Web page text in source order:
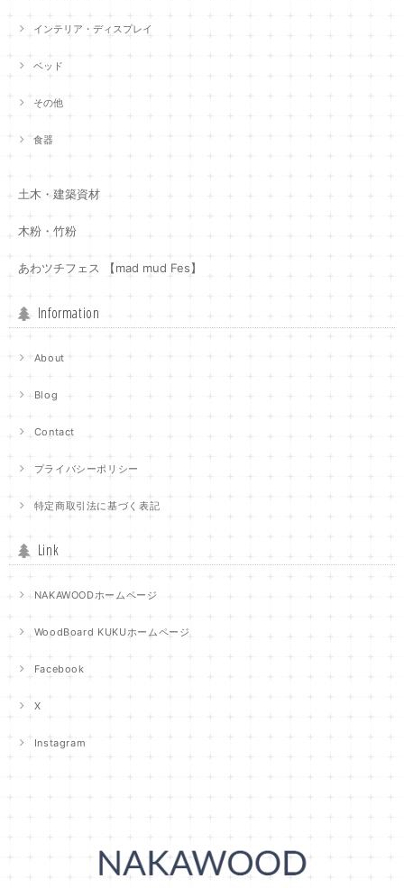
インテリア・ディスプレイ
ベッド
その他
食器
土木・建築資材
木粉・竹粉
あわツチフェス 【mad mud Fes】
Information
About
Blog
Contact
プライバシーポリシー
特定商取引法に基づく表記
Link
NAKAWOODホームページ
WoodBoard KUKUホームページ
Facebook
X
Instagram